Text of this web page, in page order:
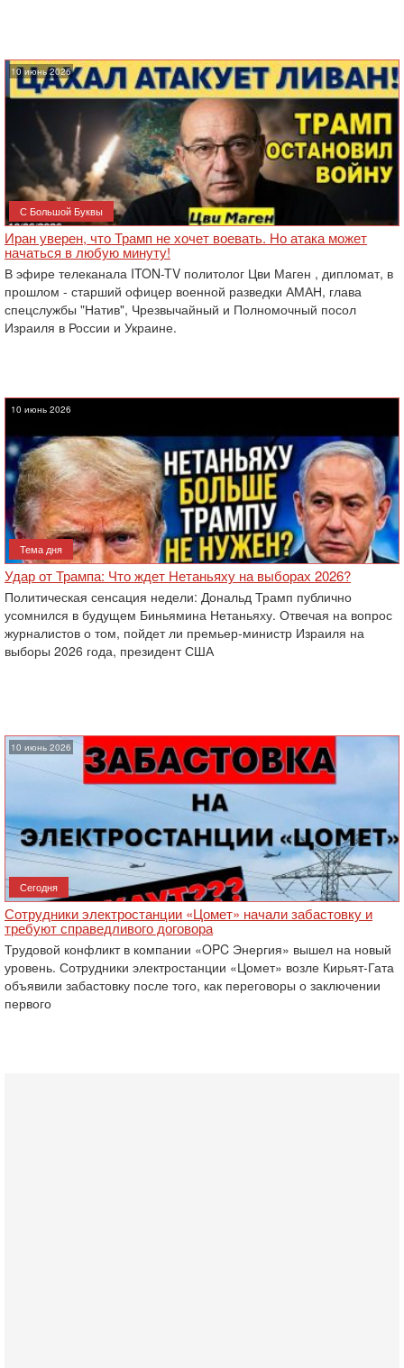
10 июнь 2026
С Большой Буквы
Иран уверен, что Трамп не хочет воевать. Но атака может
начаться в любую минуту!
В эфире телеканала ITON-TV политолог Цви Маген , дипломат, в
прошлом - старший офицер военной разведки АМАН, глава
спецслужбы "Натив", ‎Чрезвычайный и Полномочный посол
Израиля в России и Украине.
10 июнь 2026
Тема дня
Удар от Трампа: Что ждет Нетаньяху на выборах 2026?
Политическая сенсация недели: Дональд Трамп публично
усомнился в будущем Биньямина Нетаньяху. Отвечая на вопрос
журналистов о том, пойдет ли премьер-министр Израиля на
выборы 2026 года, президент США
10 июнь 2026
Сегодня
Сотрудники электростанции «Цомет» начали забастовку и
требуют справедливого договора
Трудовой конфликт в компании «OPC Энергия» вышел на новый
уровень. Сотрудники электростанции «Цомет» возле Кирьят-Гата
объявили забастовку после того, как переговоры о заключении
первого